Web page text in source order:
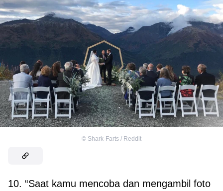
© Shark-Farts / Reddit
10. “Saat kamu mencoba dan mengambil foto